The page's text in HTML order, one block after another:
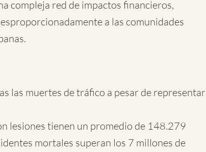
compleja red de impactos financieros,
a las comunidades
las muertes de tráfico a pesar de representar
lesiones tienen un promedio de 148.279
mortales superan los 7 millones de